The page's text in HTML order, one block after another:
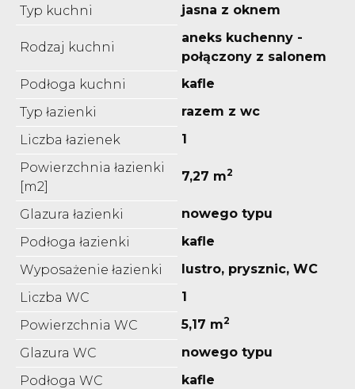
Typ kuchni jasna z oknem
Rodzaj kuchni
aneks kuchenny -
połączony z salonem
Podłoga kuchni
kafle
Typ łazienki
razem z wc
Liczba łazienek
1
Powierzchnia łazienki
[m2]
7,27 m2
Glazura łazienki
nowego typu
Podłoga łazienki
kafle
Wyposażenie łazienki
lustro, prysznic, WC
Liczba WC
1
Powierzchnia WC
5,17 m2
Glazura WC
nowego typu
Podłoga WC
kafle